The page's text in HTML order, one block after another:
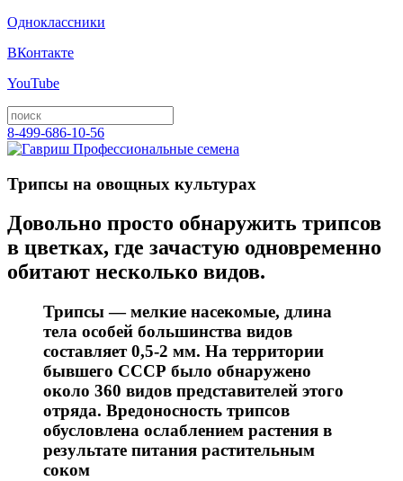
Одноклассники
ВКонтакте
YouTube
8-499-686-10-56
Трипсы на овощных культурах
Довольно просто обнаружить трипсов
в цветках, где зачастую одновременно
обитают несколько видов.
Трипсы — мелкие насекомые, длина
тела особей большинства видов
составляет 0,5-2 мм. На территории
бывшего СССР было обнаружено
около 360 видов представителей этого
отряда. Вредоносность трипсов
обусловлена ослаблением растения в
результате питания растительным
соком